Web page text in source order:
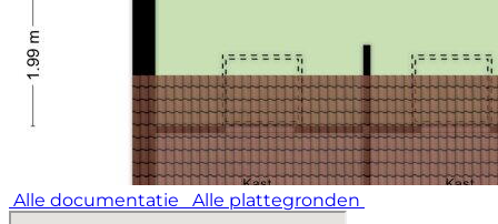
- Vernieuwde badkamer
- Ruime kavel
- Bouwjaar 1982
- Zeer netjes onderhouden
Alle documentatie Alle plattegronden